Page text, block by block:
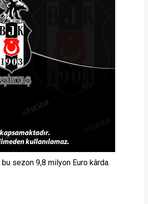
bu sezon 9,8 milyon Euro kârda.